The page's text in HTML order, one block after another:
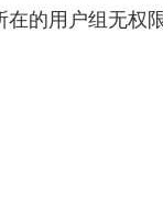
在的用户组无权